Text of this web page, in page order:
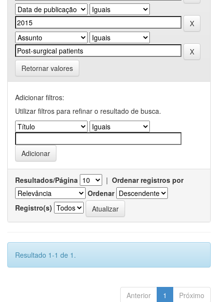
Retornar valores
Adicionar filtros:
Utilizar filtros para refinar o resultado de busca.
Resultados/Página | Ordenar registros por
Ordenar
Registro(s)
Resultado 1-1 de 1.
Anterior 1 Próximo